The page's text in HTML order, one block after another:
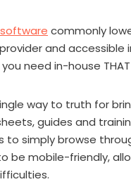
commonly
and
need in-house
way to truth for
guides and
to simply browse
be mobile-friendly,